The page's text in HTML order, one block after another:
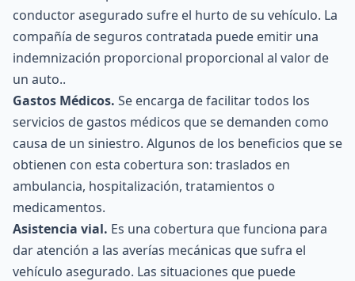
conductor asegurado sufre el hurto de su vehículo. La
compañía de seguros contratada puede emitir una
indemnización proporcional proporcional al valor de
un auto..
Gastos Médicos. Se encarga de facilitar todos los
servicios de gastos médicos que se demanden como
causa de un siniestro. Algunos de los beneficios que se
obtienen con esta cobertura son: traslados en
ambulancia, hospitalización, tratamientos o
medicamentos.
Asistencia vial. Es una cobertura que funciona para
dar atención a las averías mecánicas que sufra el
vehículo asegurado. Las situaciones que puede